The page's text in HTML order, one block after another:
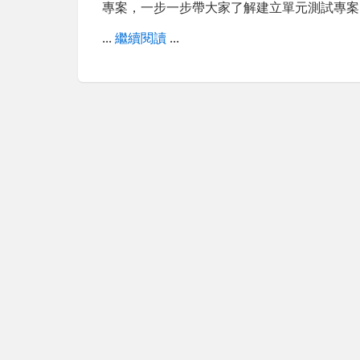
專案，一步一步帶大家了解建立單元測試專
...繼續閱讀 ...